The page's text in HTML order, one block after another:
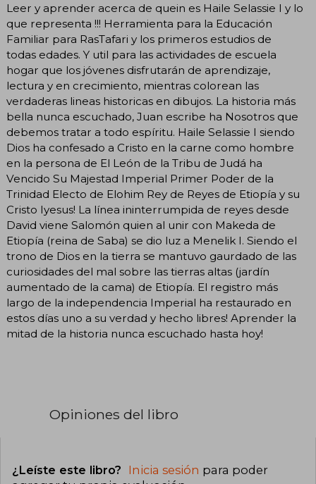
Leer y aprender acerca de quein es Haile Selassie I y lo
que representa !!! Herramienta para la Educación
Familiar para RasTafari y los primeros estudios de
todas edades. Y util para las actividades de escuela
hogar que los jóvenes disfrutarán de aprendizaje,
lectura y en crecimiento, mientras colorean las
verdaderas lineas historicas en dibujos. La historia más
bella nunca escuchado, Juan escribe ha Nosotros que
debemos tratar a todo espíritu. Haile Selassie I siendo
Dios ha confesado a Cristo en la carne como hombre
en la persona de El León de la Tribu de Judá ha
Vencido Su Majestad Imperial Primer Poder de la
Trinidad Electo de Elohim Rey de Reyes de Etiopía y su
Cristo Iyesus! La línea ininterrumpida de reyes desde
David viene Salomón quien al unir con Makeda de
Etiopía (reina de Saba) se dio luz a Menelik I. Siendo el
trono de Dios en la tierra se mantuvo gaurdado de las
curiosidades del mal sobre las tierras altas (jardín
aumentado de la cama) de Etiopía. El registro más
largo de la independencia Imperial ha restaurado en
estos días uno a su verdad y hecho libres! Aprender la
mitad de la historia nunca escuchado hasta hoy!
Opiniones del libro
¿Leíste este libro? Inicia sesión para poder